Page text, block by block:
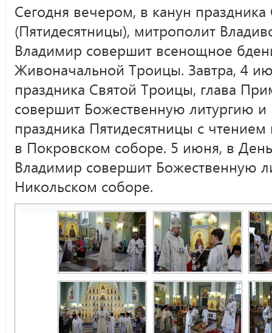
Сегодня вечером, в канун
(Пятидесятницы), митрополит
Владимир совершит всенощное
Живоначальной Троицы. Завтра, 4
праздника Святой Троицы, глава
совершит Божественную литургию
праздника Пятидесятницы с
в Покровском соборе. 5 июня, в
Владимир совершит Божественную
Никольском соборе.